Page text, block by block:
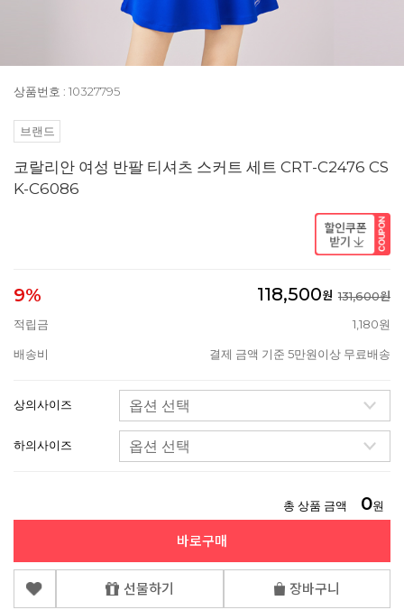
상품번호 : 10327795
브랜드
코랄리안 여성 반팔 티셔츠 스커트 세트 CRT-C2476 CS
K-C6086
9% 118,500원 131,600원
적립금
1,180원
배송비 결제 금액 기준 5만원이상 무료배송
상의사이즈
하의사이즈
총 상품 금액 0원
바로구매
선물하기 장바구니